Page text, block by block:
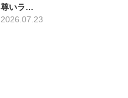
尊いラ…
2026.07.23